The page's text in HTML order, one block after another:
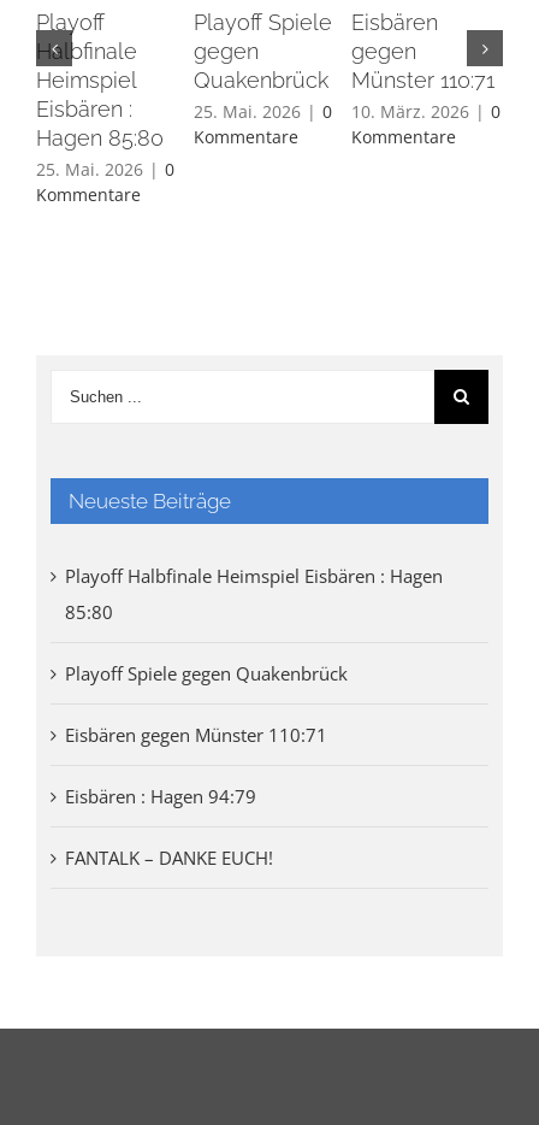
Playoff
Halbfinale
Heimspiel
Eisbären :
Hagen 85:80
25. Mai. 2026 | 0
Kommentare
Playoff Spiele
gegen
Quakenbrück
25. Mai. 2026 | 0
Kommentare
Eisbären
gegen
Münster 110:71
10. März. 2026 | 0
Kommentare
Neueste Beiträge
Playoff Halbfinale Heimspiel Eisbären : Hagen
85:80
Playoff Spiele gegen Quakenbrück
Eisbären gegen Münster 110:71
Eisbären : Hagen 94:79
FANTALK – DANKE EUCH!